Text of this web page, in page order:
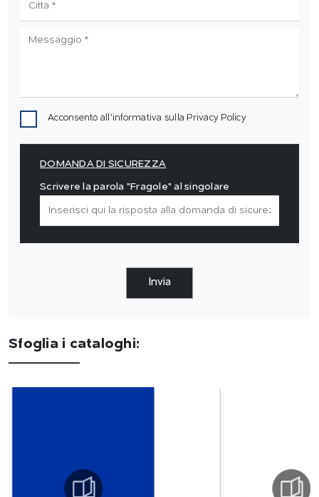
Acconsento all'informativa sulla Privacy Policy
DOMANDA DI SICUREZZA
Scrivere la parola "Fragole" al singolare
Invia
Sfoglia i cataloghi: